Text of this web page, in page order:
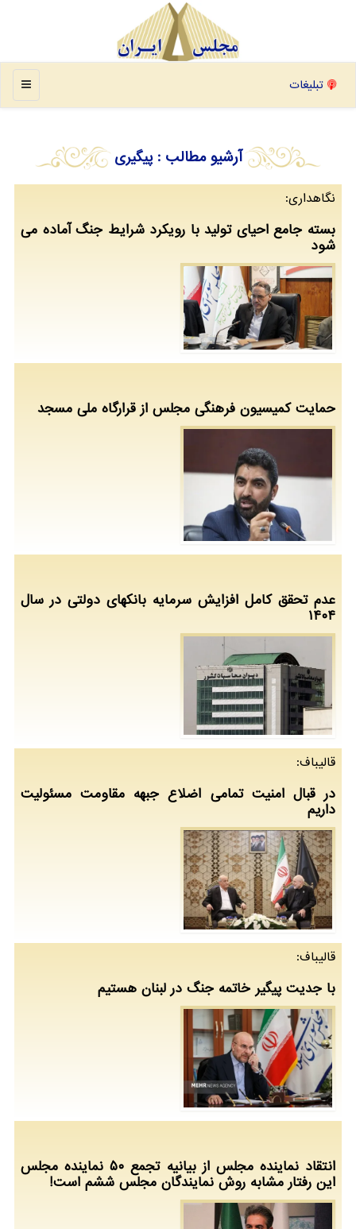
منو تبلیغات
آرشیو مطالب : پیگیری
نگاهداری:
بسته جامع احیای تولید با رویکرد شرایط جنگ آماده می
شود
حمایت کمیسیون فرهنگی مجلس از قرارگاه ملی مسجد
عدم تحقق کامل افزایش سرمایه بانکهای دولتی در سال
۱۴۰۴
قالیباف:
در قبال امنیت تمامی اضلاع جبهه مقاومت مسئولیت
داریم
قالیباف:
با جدیت پیگیر خاتمه جنگ در لبنان هستیم
انتقاد نماینده مجلس از بیانیه تجمع ۵۰ نماینده مجلس
این رفتار مشابه روش نمایندگان مجلس ششم است!